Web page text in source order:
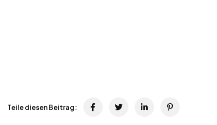
Teile diesen Beitrag: